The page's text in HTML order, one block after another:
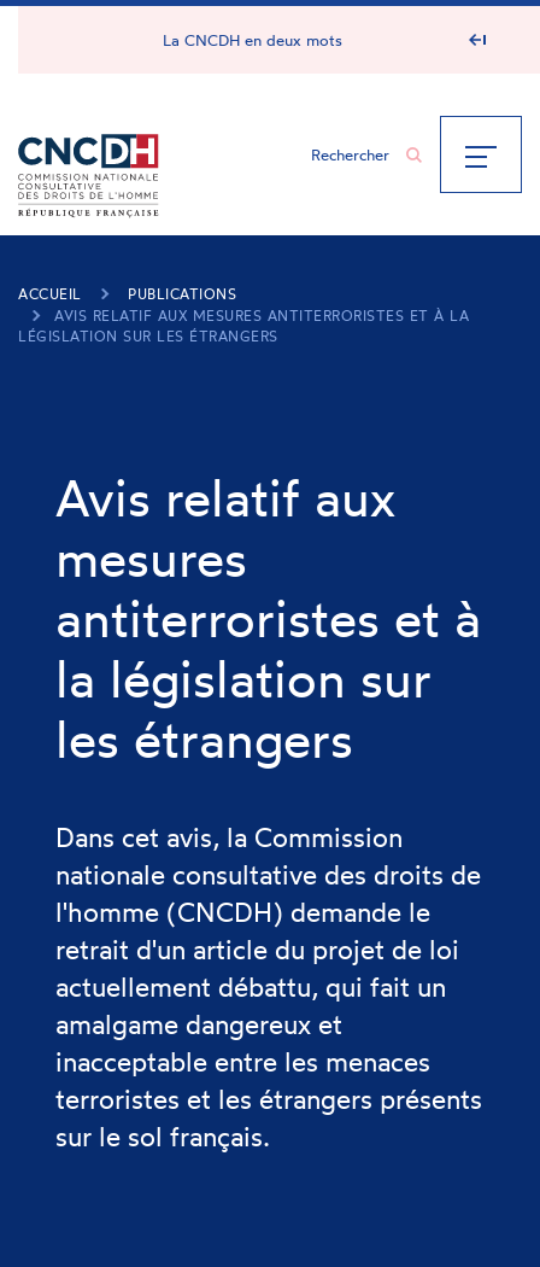
Panneau de gestion des cookies
La CNCDH en deux mots
ACCUEIL
PUBLICATIONS
AVIS RELATIF AUX MESURES ANTITERRORISTES ET À LA
LÉGISLATION SUR LES ÉTRANGERS
Avis relatif aux
mesures
antiterroristes et à
la législation sur
les étrangers
Dans cet avis, la Commission
nationale consultative des droits de
l'homme (CNCDH) demande le
retrait d'un article du projet de loi
actuellement débattu, qui fait un
amalgame dangereux et
inacceptable entre les menaces
terroristes et les étrangers présents
sur le sol français.